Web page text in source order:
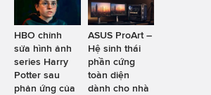
HBO chỉnh
sửa hình ảnh
series Harry
Potter sau
phản ứng của
ASUS ProArt –
Hệ sinh thái
phần cứng
toàn diện
dành cho nhà